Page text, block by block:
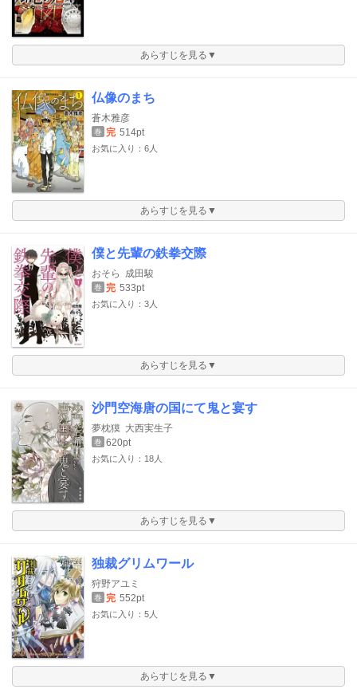
あらすじを見る▼
仏像のまち
蒼木雅彦
巻 完 514pt
お気に入り：6人
あらすじを見る▼
僕と先輩の鉄拳交際
おそら 成田駿
巻 完 533pt
お気に入り：3人
あらすじを見る▼
沙門空海唐の国にて鬼と宴す
夢枕獏 大西実生子
巻 620pt
お気に入り：18人
あらすじを見る▼
独裁グリムワール
狩野アユミ
巻 完 552pt
お気に入り：5人
あらすじを見る▼